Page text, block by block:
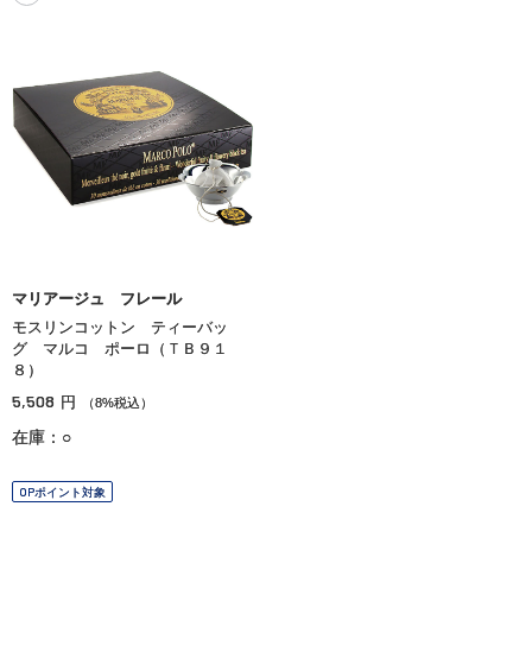
マリアージュ フレール
モスリンコットン ティーバッ
グ マルコ ポーロ（ＴＢ９１
８）
5,508 円 （8%税込）
在庫：○
OPポイント対象